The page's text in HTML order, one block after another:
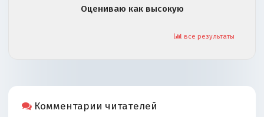
Оцениваю как высокую
все результаты
Комментарии читателей